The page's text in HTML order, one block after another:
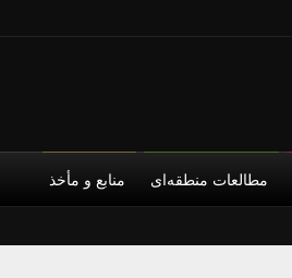
مطالعات منطقه‌ای منابع و مأخذ